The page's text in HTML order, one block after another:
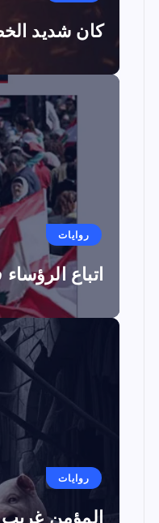
كان شديد
روايات
اتباع
روايات
المؤمن غريب